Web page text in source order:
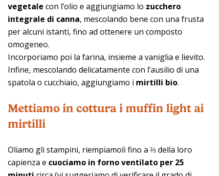
vegetale con l’olio e aggiungiamo lo zucchero
integrale di canna, mescolando bene con una frusta
per alcuni istanti, fino ad ottenere un composto
omogeneo.
Incorporiamo poi la farina, insieme a vaniglia e lievito.
Infine, mescolando delicatamente con l’ausilio di una
spatola o cucchiaio, aggiungiamo i mirtilli bio.
Mettiamo in cottura i muffin light ai
mirtilli
Oliamo gli stampini, riempiamoli fino a ⅔ della loro
capienza e cuociamo in forno ventilato per 25